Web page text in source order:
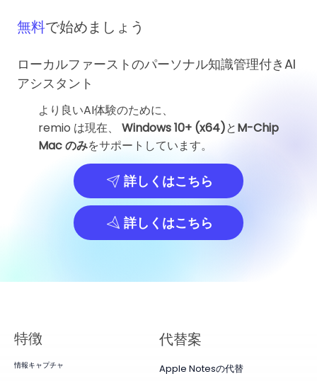
無料で始めましょう
ローカルファーストのパーソナル知識管理付きAI
アシスタント
より良いAI体験のために、
remio は現在、 Windows 10+ (x64)とM-Chip
Mac のみをサポートしています。
詳しくはこちら
詳しくはこちら
特徴
情報キャプチャ
代替案
Apple Notesの代替